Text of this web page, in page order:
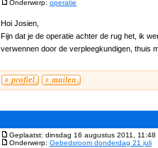
Onderwerp: operatie
Hoi Josien,
Fijn dat je de operatie achter de rug het, ik
verwennen door de verpleegkundigen, thuis
Geplaatst: dinsdag 16 augustus 2011, 11:48
Onderwerp: Gebedsroom donderdag 21 juli